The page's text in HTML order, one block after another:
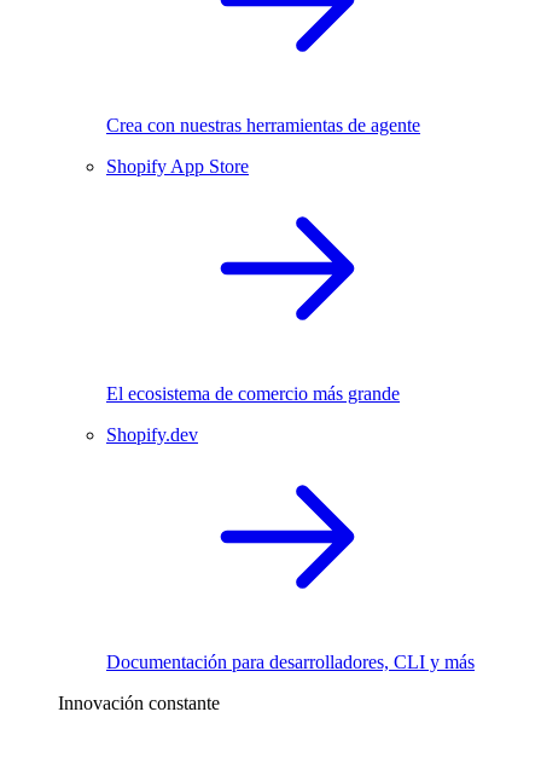
Crea con nuestras herramientas de agente
Shopify App Store
El ecosistema de comercio más grande
Shopify.dev
Documentación para desarrolladores, CLI y más
Innovación constante